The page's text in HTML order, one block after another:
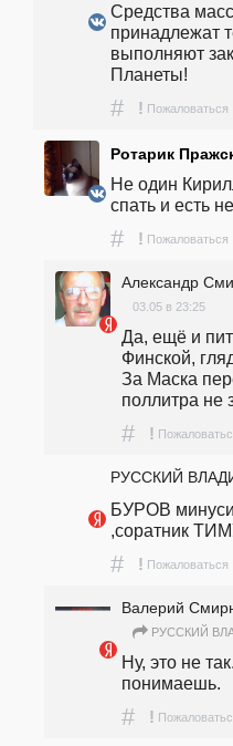
Средства
принадлежат
выполняют
Планеты!
# ! Пожаловаться
Ротарик
Не один
спать и есть
# ! Пожаловаться
Александр
03.05 в 23:25
Да, ещё и
Финской,
За Маска
поллитра не
# !
РУССКИЙ
БУРОВ
,соратник
# ! Пожаловаться
Валерий
РУССКИЙ
Ну, это не
понимаешь.
# !